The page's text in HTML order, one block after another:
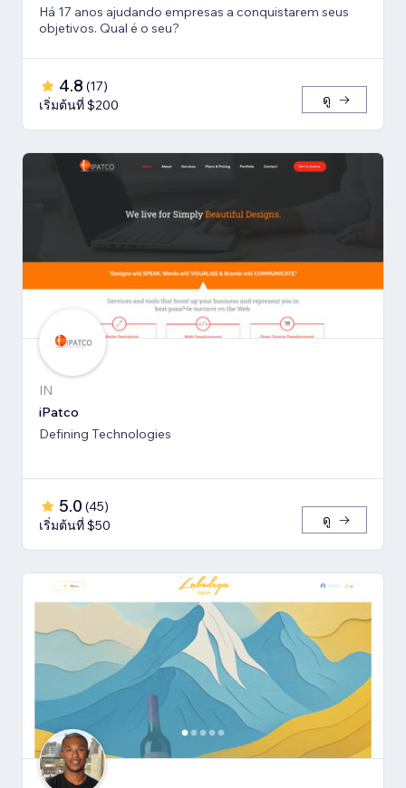
Há 17 anos ajudando empresas a conquistarem seus
objetivos. Qual é o seu?
4.8 (17)
เริ่มต้นที่ $200
ดู
IN
iPatco
Defining Technologies
5.0 (45)
เริ่มต้นที่ $50
ดู